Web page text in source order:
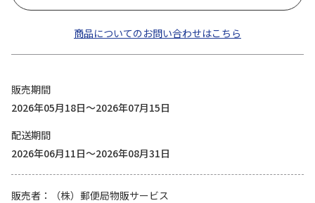
商品についてのお問い合わせはこちら
販売期間
2026年05月18日～2026年07月15日
配送期間
2026年06月11日～2026年08月31日
販売者
（株）郵便局物販サービス